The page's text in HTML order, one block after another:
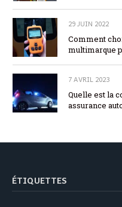
29 JUIN 2022
Comment
multimarque
7 AVRIL 2023
Quelle est la
assurance
ÉTIQUETTES